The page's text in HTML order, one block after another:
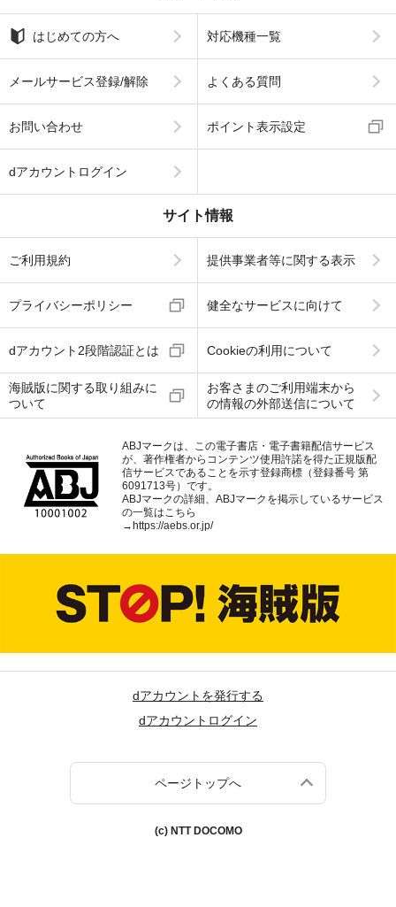
はじめての方へ 対応機種一覧
メールサービス登録/解除 よくある質問
お問い合わせ ポイント表示設定
dアカウントログイン
サイト情報
ご利用規約 提供事業者等に関する表示
プライバシーポリシー 健全なサービスに向けて
dアカウント2段階認証とは Cookieの利用について
海賊版に関する取り組みに
ついて
お客さまのご利用端末から
の情報の外部送信について
ABJマークは、この電子書店・電子書籍配信サービス
が、著作権者からコンテンツ使用許諾を得た正規版配
信サービスであることを示す登録商標（登録番号 第
6091713号）です。
ABJマークの詳細、ABJマークを掲示しているサービス
の一覧はこちら
→https://aebs.or.jp/
dアカウントを発行する
dアカウントログイン
ページトップへ
(c) NTT DOCOMO